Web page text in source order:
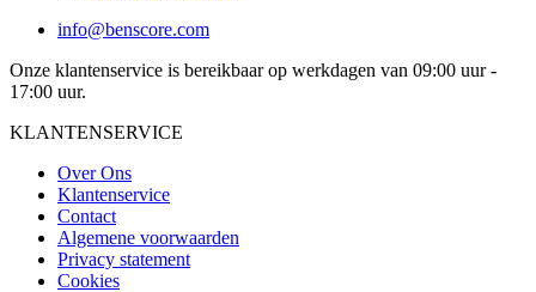
info@benscore.com
Onze klantenservice is bereikbaar op werkdagen van 09:00 uur -
17:00 uur.
KLANTENSERVICE
Over Ons
Klantenservice
Contact
Algemene voorwaarden
Privacy statement
Cookies